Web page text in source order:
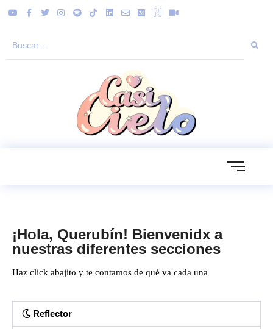
¡Hola, Querubín! Bienvenidx a
nuestras diferentes secciones
Haz click abajito y te contamos de qué va cada una
Reflector